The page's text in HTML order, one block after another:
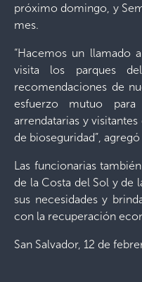
próximo domingo, y
mes.
“Hacemos un llamado
visita los parques
recomendaciones de
esfuerzo mutuo
arrendatarias y
de bioseguridad”,
Las funcionarias
de la Costa del Sol y de
sus necesidades y
con la recuperación
San Salvador, 12 de